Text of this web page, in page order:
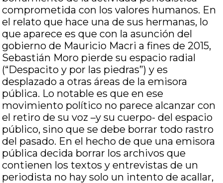
comprometida con los valores humanos. En
el relato que hace una de sus hermanas, lo
que aparece es que con la asunción del
gobierno de Mauricio Macri a fines de 2015,
Sebastián Moro pierde su espacio radial
(“Despacito y por las piedras”) y es
desplazado a otras áreas de la emisora
pública. Lo notable es que en ese
movimiento político no parece alcanzar con
el retiro de su voz –y su cuerpo- del espacio
público, sino que se debe borrar todo rastro
del pasado. En el hecho de que una emisora
pública decida borrar los archivos que
contienen los textos y entrevistas de un
periodista no hay solo un intento de acallar,